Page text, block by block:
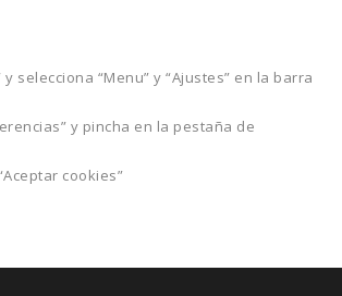
y selecciona “Menu” y “Ajustes” en la barra
y pincha en la pestaña de
cookies”